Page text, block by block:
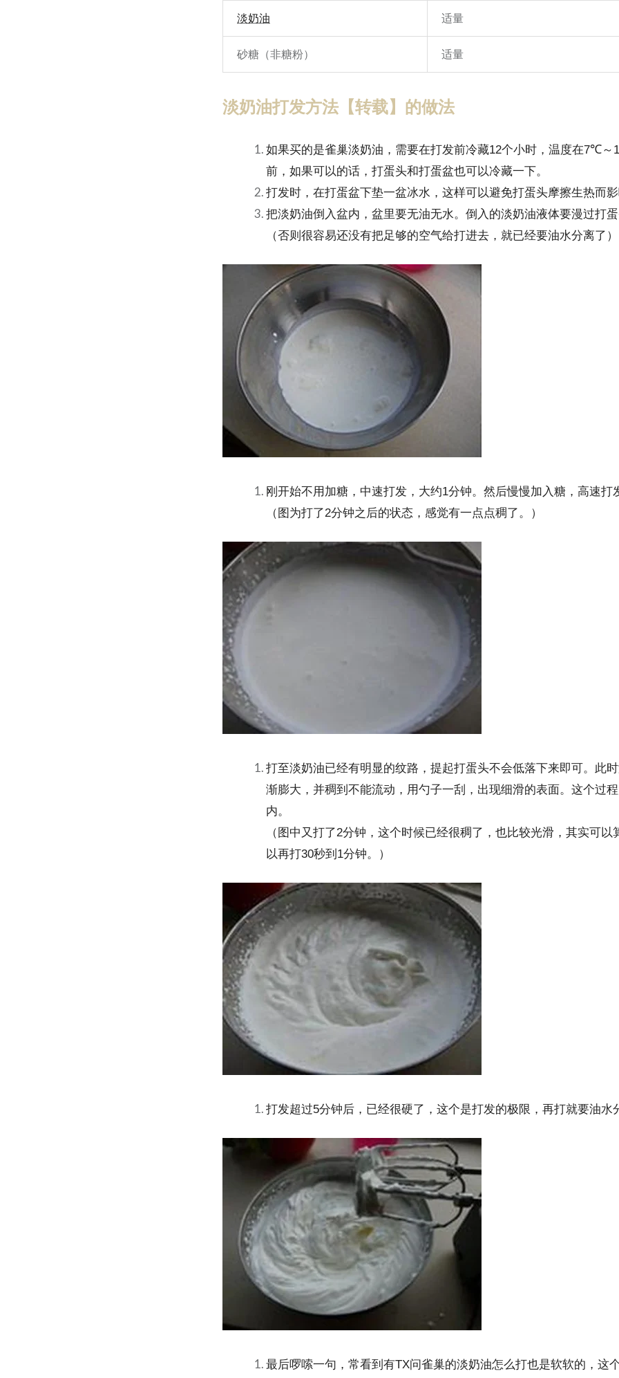
淡奶油 适量
砂糖（非糖粉） 适量
淡奶油打发方法【转载】的做法
如果买的是雀巢淡奶油，需要在打发前冷藏12个小时，温度在7℃～
前，如果可以的话，打蛋头和打蛋盆也可以冷藏一下。
打发时，在打蛋盆下垫一盆冰水，这样可以避免打蛋头摩擦生热而影
把淡奶油倒入盆内，盆里要无油无水。倒入的淡奶油液体要漫过打
（否则很容易还没有把足够的空气给打进去，就已经要油水分离了）
刚开始不用加糖，中速打发，大约1分钟。然后慢慢加入糖，高速打
（图为打了2分钟之后的状态，感觉有一点点稠了。）
打至淡奶油已经有明显的纹路，提起打蛋头不会低落下来即可。此
渐膨大，并稠到不能流动，用勺子一刮，出现细滑的表面。这个过
内。
（图中又打了2分钟，这个时候已经很稠了，也比较光滑，其实可以
以再打30秒到 1分钟。）
打发超过5分钟后，已经很硬了，这个是打发的极限，再打就要油水
最后啰嗦一句，常看到有TX问雀巢的淡奶油怎么打也是软软的，这